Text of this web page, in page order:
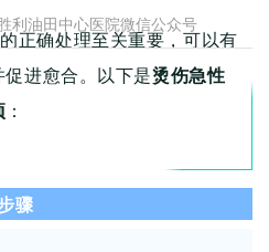
利油田中心医院微信公众号
正确处理至关重要，可以有
进愈合。以下是烫伤急性
：
骤